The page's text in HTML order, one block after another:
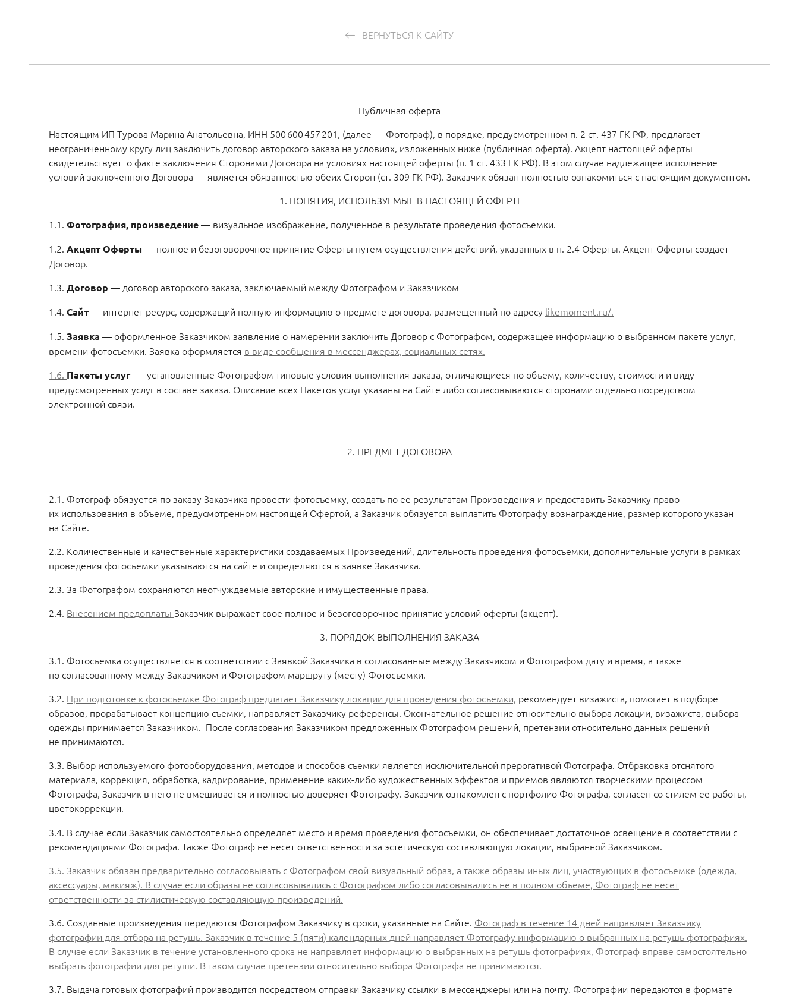
ВЕРНУТЬСЯ К САЙТУ
Публичная оферта
Настоящим ИП Турова Марина Анатольевна, ИНН 500 600 457 201, (далее — Фотограф), в порядке, предусмотренном п. 2 ст. 437 ГК РФ, предлагает
неограниченному кругу лиц заключить договор авторского заказа на условиях, изложенных ниже (публичная оферта). Акцепт настоящей оферты
свидетельствует о факте заключения Сторонами Договора на условиях настоящей оферты (п. 1 ст. 433 ГК РФ). В этом случае надлежащее исполнение
условий заключенного Договора — является обязанностью обеих Сторон (ст. 309 ГК РФ). Заказчик обязан полностью ознакомиться с настоящим документом.
1. ПОНЯТИЯ, ИСПОЛЬЗУЕМЫЕ В НАСТОЯЩЕЙ ОФЕРТЕ
1.1. Фотография, произведение— визуальное изображение, полученное в результате проведения фотосъемки.
1.2. Акцепт Оферты — полное и безоговорочное принятие Оферты путем осуществления действий, указанных в п. 2.4 Оферты. Акцепт Оферты создает
Договор.
1.3. Договор — договор авторского заказа, заключаемый между Фотографом и Заказчиком
1.4. Сайт— интернет ресурс, содержащий полную информацию о предмете договора, размещенный по адресу likemoment.ru/.
1.5. Заявка — оформленное Заказчиком заявление о намерении заключить Договор с Фотографом, содержащее информацию о выбранном пакете услуг,
времени фотосъемки. Заявка оформляется в виде сообщения в мессенджерах, социальных сетях.
1.6. Пакеты услуг— установленные Фотографом типовые условия выполнения заказа, отличающиеся по объему, количеству, стоимости и виду
предусмотренных услуг в составе заказа. Описание всех Пакетов услуг указаны на Сайте либо согласовываются сторонами отдельно посредством
электронной связи.
2. ПРЕДМЕТ ДОГОВОРА
2.1. Фотограф обязуется по заказу Заказчика провести фотосъемку, создать по ее результатам Произведения и предоставить Заказчику право
их использования в объеме, предусмотренном настоящей Офертой, а Заказчик обязуется выплатить Фотографу вознаграждение, размер которого указан
на Сайте.
2.2. Количественные и качественные характеристики создаваемых Произведений, длительность проведения фотосъемки, дополнительные услуги в рамках
проведения фотосъемки указываются на сайте и определяются в заявке Заказчика.
2.3. За Фотографом сохраняются неотчуждаемые авторские и имущественные права.
2.4. Внесением предоплаты Заказчик выражает свое полное и безоговорочное принятие условий оферты (акцепт).
3. ПОРЯДОК ВЫПОЛНЕНИЯ ЗАКАЗА
3.1. Фотосъемка осуществляется в соответствии с Заявкой Заказчика в согласованные между Заказчиком и Фотографом дату и время, а также
по согласованному между Заказчиком и Фотографом маршруту (месту) Фотосъемки.
3.2. При подготовке к фотосъемке Фотограф предлагает Заказчику локации для проведения фотосъемки, рекомендует визажиста, помогает в подборе
образов, прорабатывает концепцию съемки, направляет Заказчику референсы. Окончательное решение относительно выбора локации, визажиста, выбора
одежды принимается Заказчиком. После согласования Заказчиком предложенных Фотографом решений, претензии относительно данных решений
не принимаются.
3.3. Выбор используемого фотооборудования, методов и способов съемки является исключительной прерогативой Фотографа. Отбраковка отснятого
материала, коррекция, обработка, кадрирование, применение каких-либо художественных эффектов и приемов являются творческими процессом
Фотографа, Заказчик в него не вмешивается и полностью доверяет Фотографу. Заказчик ознакомлен с портфолио Фотографа, согласен со стилем ее работы,
цветокоррекции.
3.4. В случае если Заказчик самостоятельно определяет место и время проведения фотосъемки, он обеспечивает достаточное освещение в соответствии с
рекомендациями Фотографа. Также Фотограф не несет ответственности за эстетическую составляющую локации, выбранной Заказчиком.
3.5. Заказчик обязан предварительно согласовывать с Фотографом свой визуальный образ, а также образы иных лиц, участвующих в фотосъемке (одежда,
аксессуары, макияж). В случае если образы не согласовывались с Фотографом либо согласовывались не в полном объеме, Фотограф не несет
ответственности за стилистическую составляющую произведений.
3.6. Созданные произведения передаются Фотографом Заказчику в сроки, указанные на Сайте. Фотограф в течение 14 дней направляет Заказчику
фотографии для отбора на ретушь. Заказчик в течение 5 (пяти) календарных дней направляет Фотографу информацию о выбранных на ретушь фотографиях.
В случае если Заказчик в течение установленного срока не направляет информацию о выбранных на ретушь фотографиях, Фотограф вправе самостоятельно
выбрать фотографии для ретуши. В таком случае претензии относительно выбора Фотографа не принимаются.
3.7. Выдача готовых фотографий производится посредством отправки Заказчику ссылки в мессенджеры или на почту. Фотографии передаются в формате